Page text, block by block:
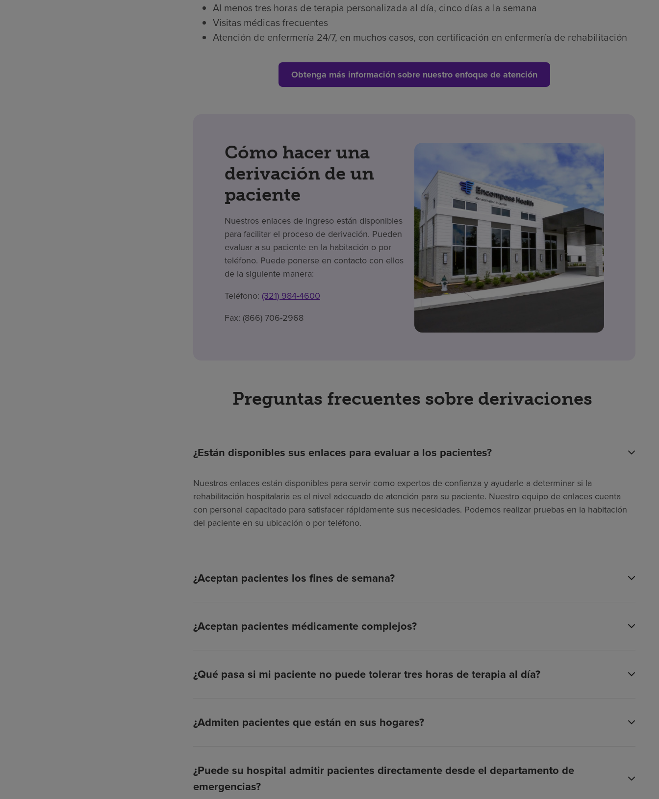
Al menos tres horas de terapia personalizada al día, cinco días a la semana
Visitas médicas frecuentes
Atención de enfermería 24/7, en muchos casos, con certificación en enfermería de rehabilitación
Obtenga más información sobre nuestro enfoque de atención
Cómo hacer una
derivación de un
paciente
Nuestros enlaces de ingreso están disponibles
para facilitar el proceso de derivación. Pueden
evaluar a su paciente en la habitación o por
teléfono. Puede ponerse en contacto con ellos
de la siguiente manera:
Teléfono: (321) 984-4600
Fax: (866) 706-2968
Preguntas frecuentes sobre derivaciones
¿Están disponibles sus enlaces para evaluar a los pacientes?
Nuestros enlaces están disponibles para servir como expertos de confianza y ayudarle a determinar si la
rehabilitación hospitalaria es el nivel adecuado de atención para su paciente. Nuestro equipo de enlaces cuenta
con personal capacitado para satisfacer rápidamente sus necesidades. Podemos realizar pruebas en la habitación
del paciente en su ubicación o por teléfono.
¿Aceptan pacientes los fines de semana?
¿Aceptan pacientes médicamente complejos?
¿Qué pasa si mi paciente no puede tolerar tres horas de terapia al día?
¿Admiten pacientes que están en sus hogares?
¿Puede su hospital admitir pacientes directamente desde el departamento de
emergencias?